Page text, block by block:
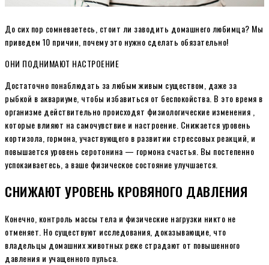
До сих пор сомневаетесь, стоит ли заводить домашнего любимца? Мы
приведем 10 причин, почему это нужно сделать обязательно!
ОНИ ПОДНИМАЮТ НАСТРОЕНИЕ
Достаточно понаблюдать за любым живым существом, даже за
рыбкой в аквариуме, чтобы избавиться от беспокойства. В это время в
организме действительно происходят физиологические изменения ,
которые влияют на самочувствие и настроение. Снижается уровень
кортизола, гормона, участвующего в развитии стрессовых реакций, и
повышается уровень серотонина — гормона счастья. Вы постепенно
успокаиваетесь, а ваше физическое состояние улучшается.
СНИЖАЮТ УРОВЕНЬ КРОВЯНОГО ДАВЛЕНИЯ
Конечно, контроль массы тела и физические нагрузки никто не
отменяет. Но существуют исследования, доказывающие, что
владельцы домашних животных реже страдают от повышенного
давления и учащенного пульса.